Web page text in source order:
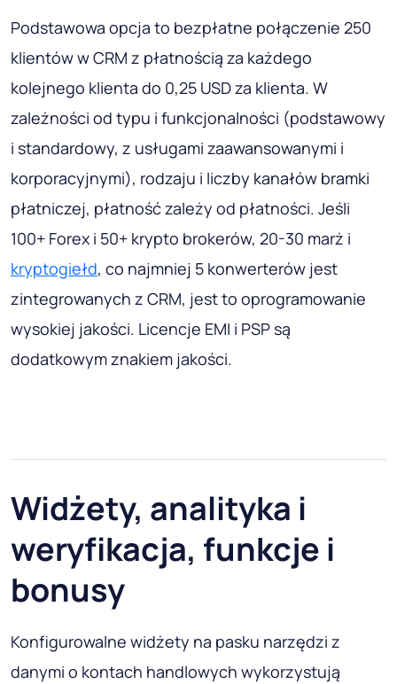
Podstawowa opcja to bezpłatne połączenie 250
klientów w CRM z płatnością za każdego
kolejnego klienta do 0,25 USD za klienta. W
zależności od typu i funkcjonalności (podstawowy
i standardowy, z usługami zaawansowanymi i
korporacyjnymi), rodzaju i liczby kanałów bramki
płatniczej, płatność zależy od płatności. Jeśli
100+ Forex i 50+ krypto brokerów, 20-30 marż i
kryptogiełd, co najmniej 5 konwerterów jest
zintegrowanych z CRM, jest to oprogramowanie
wysokiej jakości. Licencje EMI i PSP są
dodatkowym znakiem jakości.
Widżety, analityka i
weryfikacja, funkcje i
bonusy
Konfigurowalne widżety na pasku narzędzi z
danymi o kontach handlowych wykorzystują